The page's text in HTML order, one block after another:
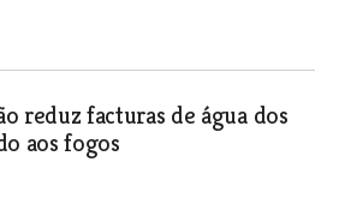
reduz facturas de água dos
aos fogos